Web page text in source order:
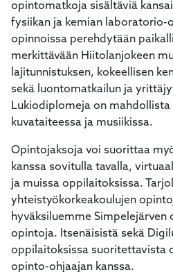
opintomatkoja sisältäviä
fysiikan ja kemian laboratorio-
opinnoissa perehdytään
merkittävään Hiitolanjokeen
lajitunnistuksen, kokeellisen
sekä luontomatkailun ja
Lukiodiplomeja on
kuvataiteessa ja musiikissa.
Opintojaksoja voi suorittaa
kanssa sovitulla tavalla,
ja muissa oppilaitoksissa.
yhteistyökorkeakoulujen
hyväksiluemme
opintoja. Itsenäisistä sekä
oppilaitoksissa suoritettavista
opinto-ohjaajan kanssa.